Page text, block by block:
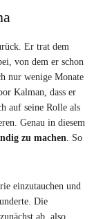
Er trat dem
von dem er schon
nur wenige Monate
Kalman, dass er
auf seine Rolle als
Genau in diesem
zu machen . So
einzutauchen und
Die
ab, also